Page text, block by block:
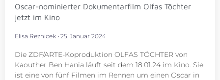
Oscar-nominierter Dokumentarfilm Olfas Töchter
jetzt im Kino
Elisa Reznicek 25. Januar 2024
Die ZDF/ARTE-Koproduktion OLFAS TÖCHTER von
Kaouther Ben Hania läuft seit dem 18.01.24 im Kino. Sie
ist eine von fünf Filmen im Rennen um einen Oscar in